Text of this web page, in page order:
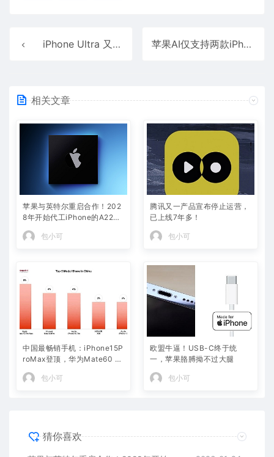
iPhone Ultra 又曝光，后摄居中排列！ 苹果AI仅支持两款iPhone 这是要逼你换新机
相关文章
苹果与英特尔重启合作！202
8年开始代工iPhone的A22芯
片
包小可
腾讯又一产品宣布停止运营，
已上线7年多！
包小可
中国最畅销手机：iPhone15P
roMax登顶，华为Mate60 Pr
o排名第二
包小可
欧盟牛逼！USB-C终于统
一，苹果胳膊拗不过大腿
包小可
猜你喜欢